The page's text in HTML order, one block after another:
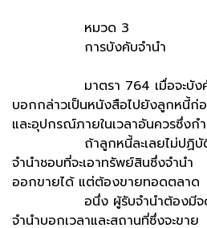
หมวด 3
การบังคับจำนำ
มาตรา 764 เมื่อจะบังคับจ
บอกกล่าวเป็นหนังสือไปยังลูกหนี้ก่อ
และอุปกรณ์ภายในเวลาอันควรซึ่งก
ถ้าลูกหนี้ละเลยไม่ปฏิบัติต
จำนำชอบที่จะเอาทรัพย์สินซึ่งจำนำ
ออกขายได้ แต่ต้องขายทอดตลาด
อนึ่ง ผู้รับจำนำต้องมีจดห
จำนำบอกเวลาและสถานที่ซึ่งจะขาย